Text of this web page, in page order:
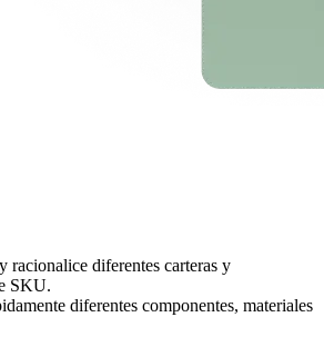
racionalice diferentes carteras y
SKU.
diferentes componentes, materiales